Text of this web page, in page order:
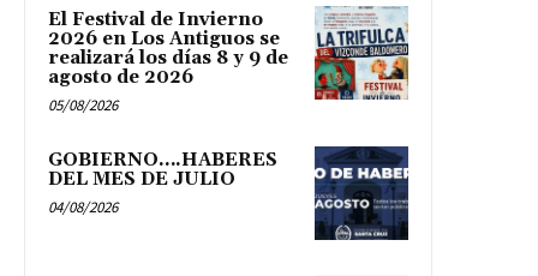
El Festival de Invierno
2026 en Los Antiguos se
realizará los días 8 y 9 de
agosto de 2026
05/08/2026
GOBIERNO….HABERES
DEL MES DE JULIO
04/08/2026